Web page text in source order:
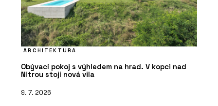
ARCHITEKTURA
Obývací pokoj s výhledem na hrad. V kopci nad
Nitrou stojí nová vila
9. 7. 2026